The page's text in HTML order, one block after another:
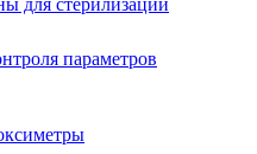
для стерилизации
параметров